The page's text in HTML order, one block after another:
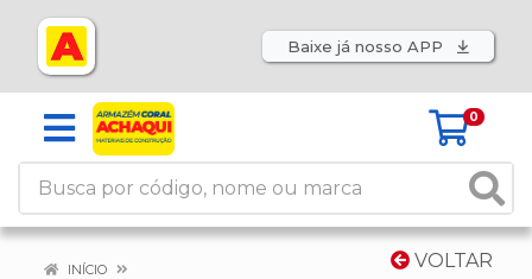
Baixe já nosso APP
0
VOLTAR
INÍCIO